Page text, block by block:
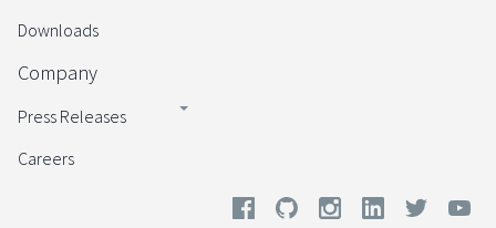
Downloads
Company
Press Releases
Careers